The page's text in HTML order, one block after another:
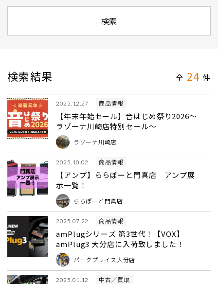
検索結果 全 24件
2025.12.27 商品情報
【年末年始セール】音はじめ祭り2026～
ラゾーナ川崎店特別セール～
ラゾーナ川崎店
2025.10.02 商品情報
【アンプ】ららぽーと門真店 アンプ展
示一覧！
ららぽーと門真店
2025.07.22 商品情報
amPlugシリーズ 第3世代！【VOX】
amPlug3 大分店に入荷致しました！
パークプレイス大分店
2025.01.12 中古／買取